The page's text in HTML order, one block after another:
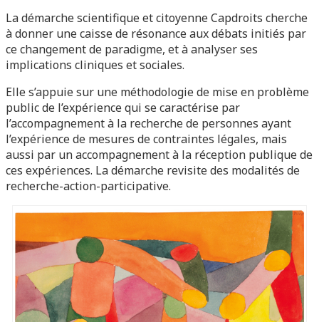
La démarche scientifique et citoyenne Capdroits cherche
à donner une caisse de résonance aux débats initiés par
ce changement de paradigme, et à analyser ses
implications cliniques et sociales.
Elle s’appuie sur une méthodologie de mise en problème
public de l’expérience qui se caractérise par
l’accompagnement à la recherche de personnes ayant
l’expérience de mesures de contraintes légales, mais
aussi par un accompagnement à la réception publique de
ces expériences. La démarche revisite des modalités de
recherche-action-participative.